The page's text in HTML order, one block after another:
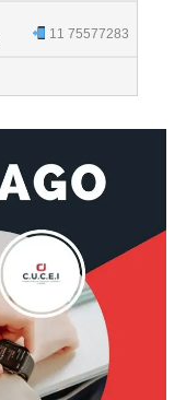
11 75577283